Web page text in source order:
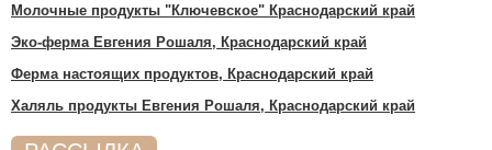
Молочные продукты "Ключевское" Краснодарский край
Эко-ферма Евгения Рошаля, Краснодарский край
Ферма настоящих продуктов, Краснодарский край
Халяль продукты Евгения Рошаля, Краснодарский край